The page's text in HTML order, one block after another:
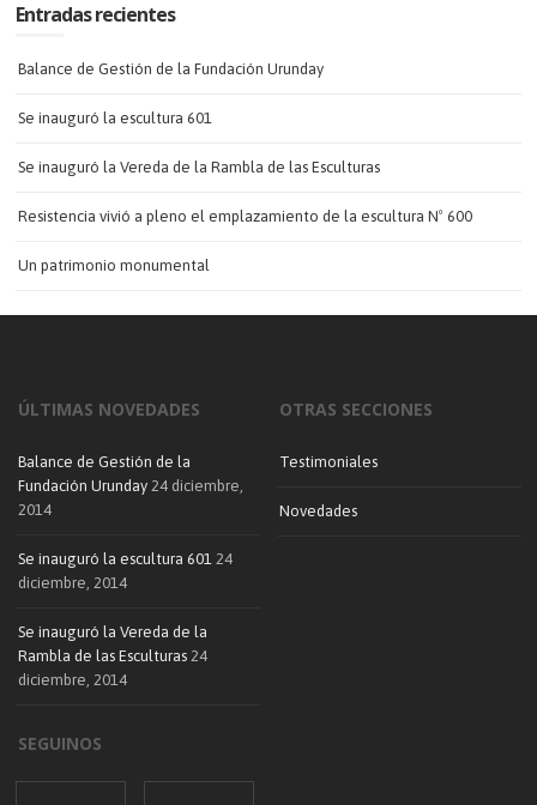
Entradas recientes
Balance de Gestión de la Fundación Urunday
Se inauguró la escultura 601
Se inauguró la Vereda de la Rambla de las Esculturas
Resistencia vivió a pleno el emplazamiento de la escultura Nº 600
Un patrimonio monumental
ÚLTIMAS NOVEDADES
Balance de Gestión de la
Fundación Urunday 24 diciembre,
2014
Se inauguró la escultura 601 24
diciembre, 2014
Se inauguró la Vereda de la
Rambla de las Esculturas 24
diciembre, 2014
OTRAS SECCIONES
Testimoniales
Novedades
SEGUINOS